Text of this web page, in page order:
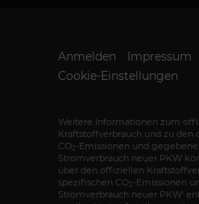
Anmelden Impressum
Cookie-Einstellungen
Weitere Informationen zum
Kraftstoffverbrauch und zu den
CO2 -Emissionen und
Stromverbrauch neuer PKW
über den offiziellen
spezifischen CO2 -Emissionen
Stromverbrauch neuer PKW'